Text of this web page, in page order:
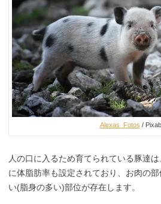
Alexas_Fotos /
人の口に入るため育てられている豚達
に体脂肪率も設定されており、お肉の
い(脂身の多い)部位が存在します。